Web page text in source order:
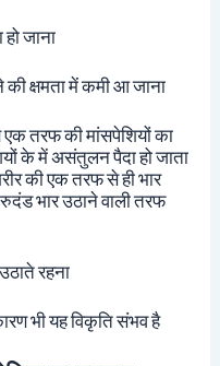
जाना
क्षमता में कमी आ जाना
तरफ की मांसपेशियों का
के में असंतुलन पैदा हो जाता
की एक तरफ से ही भार
भार उठाने वाली तरफ
रहना
भी यह विकृति संभव है